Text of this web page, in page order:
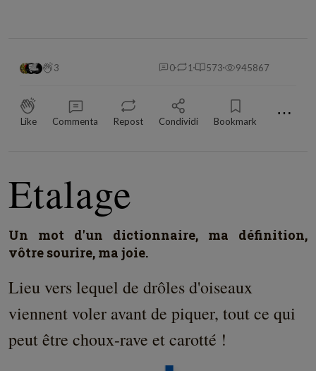
3 0 1 573 945867
Like Commenta Repost Condividi Bookmark ⋯
Etalage
Un mot d'un dictionnaire, ma définition,
vôtre sourire, ma joie.
Lieu vers lequel de drôles d'oiseaux
viennent voler avant de piquer, tout ce qui
peut être choux-rave et carotté !